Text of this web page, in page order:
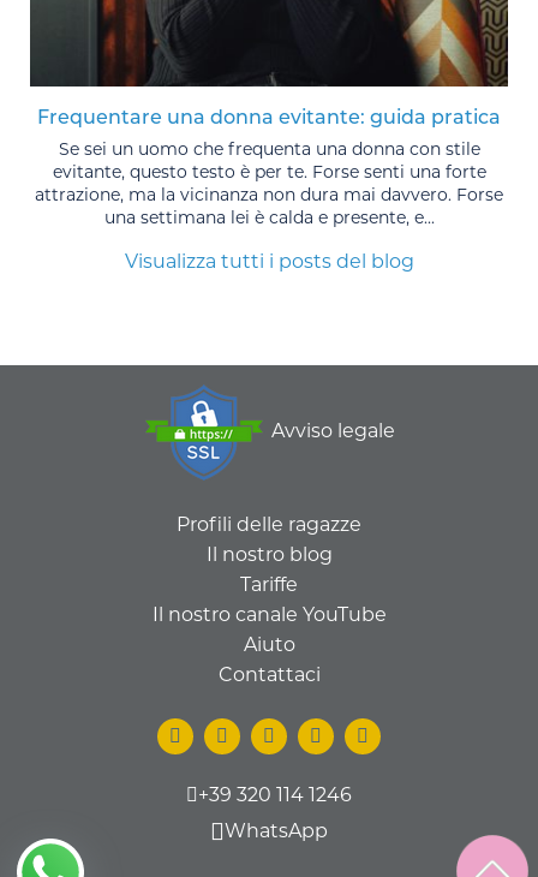
Frequentare una donna evitante: guida pratica
Se sei un uomo che frequenta una donna con stile
evitante, questo testo è per te. Forse senti una forte
attrazione, ma la vicinanza non dura mai davvero. Forse
una settimana lei è calda e presente, e...
Visualizza tutti i posts del blog
Avviso legale
Profili delle ragazze
Il nostro blog
Tariffe
Il nostro canale YouTube
Aiuto
Contattaci
+39 320 114 1246
WhatsApp